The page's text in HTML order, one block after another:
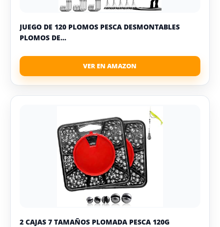
JUEGO DE 120 PLOMOS PESCA DESMONTABLES
PLOMOS DE...
2 CAJAS 7 TAMAÑOS PLOMADA PESCA 120G